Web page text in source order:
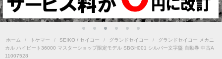
ホーム / トケマー / SEIKO / セイコー / グランドセイコー /
グランドセイコー メカニ
カル ハイビート36000 マスターショップ限定モデル SBGH001 シルバー文字盤 自動巻 中古A
11007528